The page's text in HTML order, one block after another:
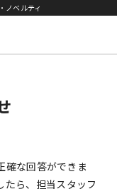
ノベルティ
確な回答ができま
たら、担当スタッフ